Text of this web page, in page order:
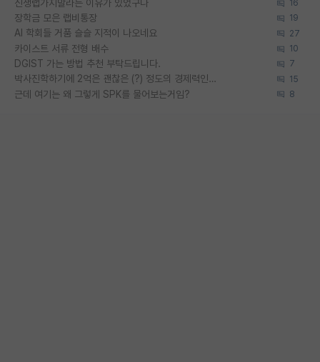
신생랩가지말라는 이유가 있었구나 16
장학금 모은 랩비통장 19
AI 학회들 거품 슬슬 지적이 나오네요 27
카이스트 서류 전형 배수 10
DGIST 가는 방법 추천 부탁드립니다. 7
박사진학하기에 2억은 괜찮은 (?) 정도의 경제력인가요 15
근데 여기는 왜 그렇게 SPK를 물어보는거임? 8